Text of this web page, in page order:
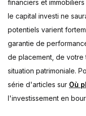
financiers et
le capital investi ne
potentiels varient
garantie de
de placement, de
situation patrimoniale.
série d'articles sur Où
l'investissement en